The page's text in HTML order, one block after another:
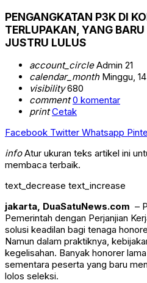
PENGANGKATAN P3K DI
TERLUPAKAN, YANG
JUSTRU LULUS
account_circleAdmin 21
calendar_monthMinggu,
visibility680
comment 0 komentar
print Cetak
Facebook Twitter Whatsapp
infoAtur ukuran teks artikel ini
membaca terbaik.
text_decrease text_increase
jakarta, DuaSatuNews.com –
Pemerintah dengan Perjanjian
solusi keadilan bagi tenaga
Namun dalam praktiknya,
kegelisahan. Banyak honorer
sementara peserta yang baru
lolos seleksi.